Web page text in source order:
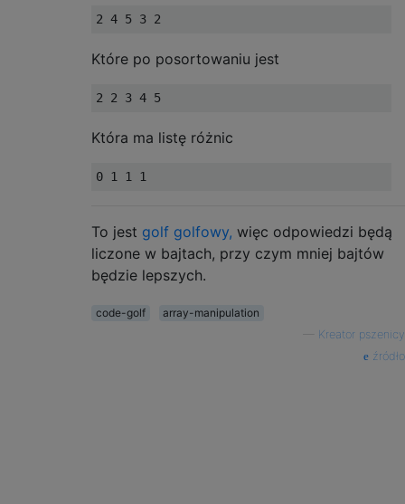
Które po posortowaniu jest
Która ma listę różnic
To jest golf golfowy, więc odpowiedzi będą
liczone w bajtach, przy czym mniej bajtów
będzie lepszych.
code-golf
array-manipulation
Kreator pszenicy
źródło